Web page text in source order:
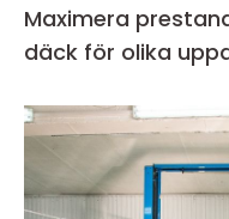
Maximera
däck för olika